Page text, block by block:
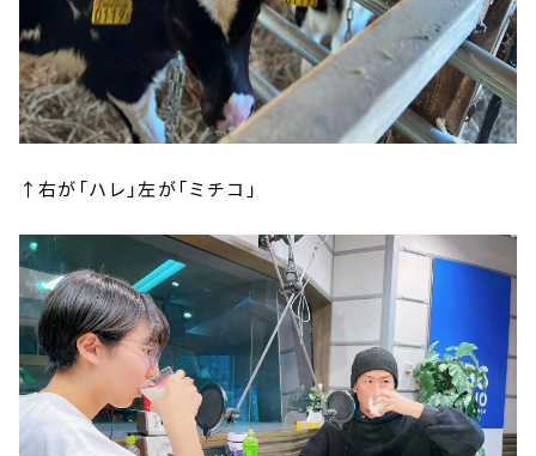
↑右が「ハレ」左が「ミチコ」